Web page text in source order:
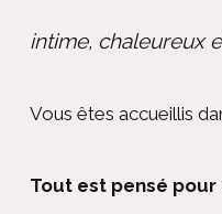
intime, chaleureux
Vous êtes accueillis
Tout est pensé